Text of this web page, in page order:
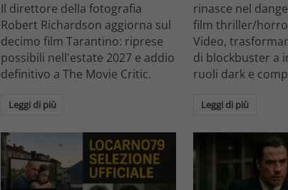
Il direttore della fotografia
Robert Richardson aggiorna sul
decimo film Tarantino: riprese
possibili nell'estate 2027 e addio
definitivo a The Movie Critic.
Leggi di più
rinasce nel
film thriller/
Video,
di blockbuster a
ruoli dark e
Leggi di più